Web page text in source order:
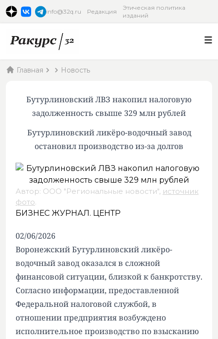
info@32q.ru Редакция
Этическая политика
изданий
Главная Новость
Бутурлиновский ЛВЗ накопил налоговую
задолженность свыше 329 млн рублей
Бутурлиновский ликёро-водочный завод
остановил производство из-за долгов
Автор: ООО "Региональные новости", источник
фото.
БИЗНЕС ЖУРНАЛ. ЦЕНТР
02/06/2026
Воронежский Бутурлиновский ликёро-
водочный завод оказался в сложной
финансовой ситуации, близкой к банкротству.
Согласно информации, предоставленной
Федеральной налоговой службой, в
отношении предприятия возбуждено
исполнительное производство по взысканию